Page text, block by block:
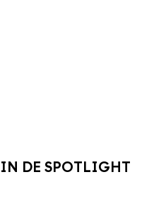
IN DE SPOTLIGHT